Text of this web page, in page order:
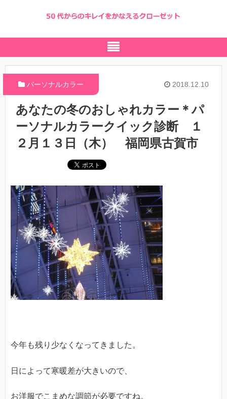
2018.12.10
パーソナルカラー
あなたの冬のおしゃれカラー＊パ
ーソナルカラークイック診断 １
２月１３日（木） 福岡県古賀市
今年も残り少なくなってきました。
日によって寒暖差が大きいので、
お洋服でこまめな調節が必要ですね。